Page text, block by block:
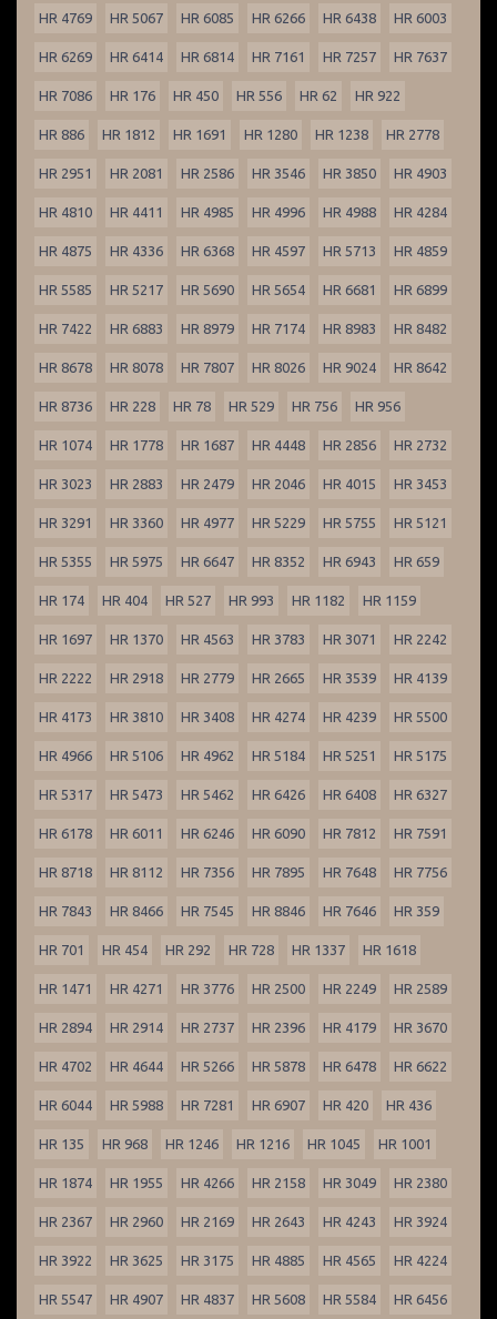
HR 4769 HR 5067 HR 6085 HR 6266 HR 6438 HR 6003
HR 6269 HR 6414 HR 6814 HR 7161 HR 7257 HR 7637
HR 7086 HR 176 HR 450 HR 556 HR 62 HR 922
HR 886 HR 1812 HR 1691 HR 1280 HR 1238 HR 2778
HR 2951 HR 2081 HR 2586 HR 3546 HR 3850 HR 4903
HR 4810 HR 4411 HR 4985 HR 4996 HR 4988 HR 4284
HR 4875 HR 4336 HR 6368 HR 4597 HR 5713 HR 4859
HR 5585 HR 5217 HR 5690 HR 5654 HR 6681 HR 6899
HR 7422 HR 6883 HR 8979 HR 7174 HR 8983 HR 8482
HR 8678 HR 8078 HR 7807 HR 8026 HR 9024 HR 8642
HR 8736 HR 228 HR 78 HR 529 HR 756 HR 956
HR 1074 HR 1778 HR 1687 HR 4448 HR 2856 HR 2732
HR 3023 HR 2883 HR 2479 HR 2046 HR 4015 HR 3453
HR 3291 HR 3360 HR 4977 HR 5229 HR 5755 HR 5121
HR 5355 HR 5975 HR 6647 HR 8352 HR 6943 HR 659
HR 174 HR 404 HR 527 HR 993 HR 1182 HR 1159
HR 1697 HR 1370 HR 4563 HR 3783 HR 3071 HR 2242
HR 2222 HR 2918 HR 2779 HR 2665 HR 3539 HR 4139
HR 4173 HR 3810 HR 3408 HR 4274 HR 4239 HR 5500
HR 4966 HR 5106 HR 4962 HR 5184 HR 5251 HR 5175
HR 5317 HR 5473 HR 5462 HR 6426 HR 6408 HR 6327
HR 6178 HR 6011 HR 6246 HR 6090 HR 7812 HR 7591
HR 8718 HR 8112 HR 7356 HR 7895 HR 7648 HR 7756
HR 7843 HR 8466 HR 7545 HR 8846 HR 7646 HR 359
HR 701 HR 454 HR 292 HR 728 HR 1337 HR 1618
HR 1471 HR 4271 HR 3776 HR 2500 HR 2249 HR 2589
HR 2894 HR 2914 HR 2737 HR 2396 HR 4179 HR 3670
HR 4702 HR 4644 HR 5266 HR 5878 HR 6478 HR 6622
HR 6044 HR 5988 HR 7281 HR 6907 HR 420 HR 436
HR 135 HR 968 HR 1246 HR 1216 HR 1045 HR 1001
HR 1874 HR 1955 HR 4266 HR 2158 HR 3049 HR 2380
HR 2367 HR 2960 HR 2169 HR 2643 HR 4243 HR 3924
HR 3922 HR 3625 HR 3175 HR 4885 HR 4565 HR 4224
HR 5547 HR 4907 HR 4837 HR 5608 HR 5584 HR 6456